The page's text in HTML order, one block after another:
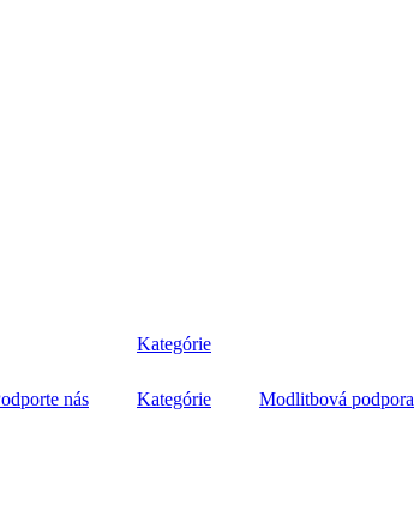
Kategórie
nás Kategórie Modlitbová podpora